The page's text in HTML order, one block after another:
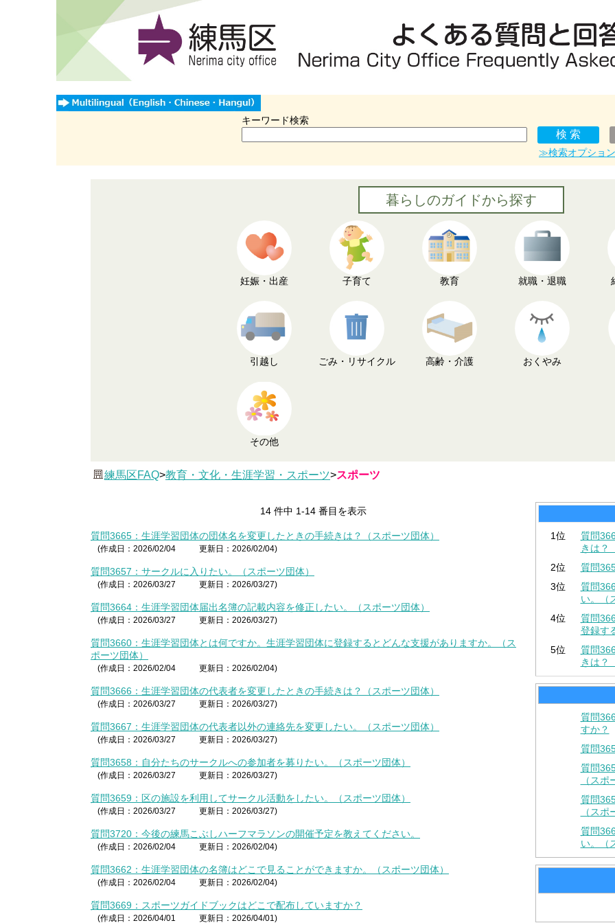
キーワード検索
≫検索オプション
暮らしのガイドから探す
妊娠・出産 子育て 教育 就職・退職
引越し ごみ・リサイクル 高齢・介護 おくやみ
その他
練馬区FAQ>教育・文化・生涯学習・スポーツ>スポーツ
14 件中 1-14 番目を表示
質問3665：生涯学習団体の団体名を変更したときの手続きは？（スポーツ団体）
(作成日：2026/02/04 更新日：2026/02/04)
質問3657：サークルに入りたい。（スポーツ団体）
(作成日：2026/03/27 更新日：2026/03/27)
質問3664：生涯学習団体届出名簿の記載内容を修正したい。（スポーツ団体）
(作成日：2026/03/27 更新日：2026/03/27)
質問3660：生涯学習団体とは何ですか。生涯学習団体に登録するとどんな支援がありますか。（ス
ポーツ団体）
(作成日：2026/02/04 更新日：2026/02/04)
質問3666：生涯学習団体の代表者を変更したときの手続きは？（スポーツ団体）
(作成日：2026/03/27 更新日：2026/03/27)
質問3667：生涯学習団体の代表者以外の連絡先を変更したい。（スポーツ団体）
(作成日：2026/03/27 更新日：2026/03/27)
質問3658：自分たちのサークルへの参加者を募りたい。（スポーツ団体）
(作成日：2026/03/27 更新日：2026/03/27)
質問3659：区の施設を利用してサークル活動をしたい。（スポーツ団体）
(作成日：2026/03/27 更新日：2026/03/27)
質問3720：今後の練馬こぶしハーフマラソンの開催予定を教えてください。
(作成日：2026/02/04 更新日：2026/02/04)
質問3662：生涯学習団体の名簿はどこで見ることができますか。（スポーツ団体）
(作成日：2026/02/04 更新日：2026/02/04)
質問3669：スポーツガイドブックはどこで配布していますか？
(作成日：2026/04/01 更新日：2026/04/01)
1位
質問
きは？
2位
質問
3位
質問
い。（
4位
質問
登録す
5位
質問
きは？
質問
すか？
質問
質問
（スポ
質問
（スポ
質問
い。（